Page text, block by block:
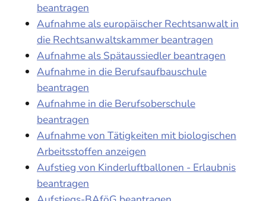
beantragen
Aufnahme als europäischer Rechtsanwalt in
die Rechtsanwaltskammer beantragen
Aufnahme als Spätaussiedler beantragen
Aufnahme in die Berufsaufbauschule
beantragen
Aufnahme in die Berufsoberschule
beantragen
Aufnahme von Tätigkeiten mit biologischen
Arbeitsstoffen anzeigen
Aufstieg von Kinderluftballonen - Erlaubnis
beantragen